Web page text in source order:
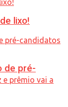
lixo!
de pré-